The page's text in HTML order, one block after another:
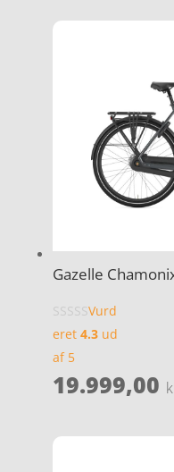
Gazelle
Vurd
eret 4.3ud
af 5
19.999,00